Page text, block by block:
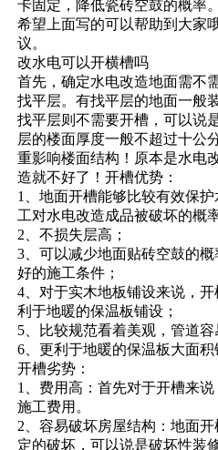
卡固定，降低瓷砖空鼓的概率。
希望上面写的可以帮助到大家
议。
改水电可以开横槽吗
首先，确定水电改造地面需不
找平层。有找平层的地面一般
找平层则不需要开槽，可以说
层的楼面厚度一般不超过十公
重影响楼面结构！原本是水电
造就不好了！开槽优势：
1、地面开槽能够比较有效保
工对水电改造成品被破坏的概
2、不损失层高；
3、可以减少地面贴砖空鼓的
好的施工条件；
4、对于实木地板铺设来说，
利于地暖的保温板铺设；
5、比较规范看着美观，管道容
6、更利于地暖的保温板大面积
开槽劣势：
1、费用高：首先对于开槽来
施工费用。
2、容易破坏房屋结构：地面
定的破坏，可以说是破坏性装